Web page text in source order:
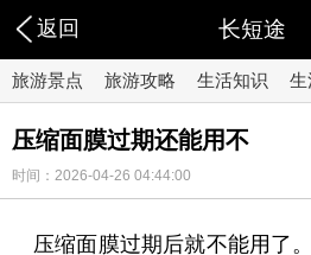
返回 长短途
旅游景点 旅游攻略 生活知识 生
压缩面膜过期还能用不
时间：2026-04-26 04:44:00
压缩面膜过期后就不能用了